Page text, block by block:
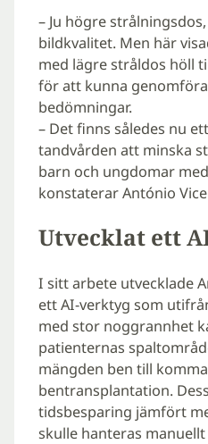
– Ju högre
bildkvalitet. Men här
med lägre stråldos höll
för att kunna
bedömningar.
– Det finns således nu
tandvården att minska
barn och ungdomar
konstaterar António
Utvecklat ett
I sitt arbete utvecklade
ett AI-verktyg som
med stor noggrannhet
patienternas
mängden ben till
bentransplantation.
tidsbesparing jämfört
skulle hanteras